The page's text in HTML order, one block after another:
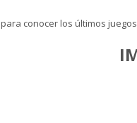
para conocer los últimos